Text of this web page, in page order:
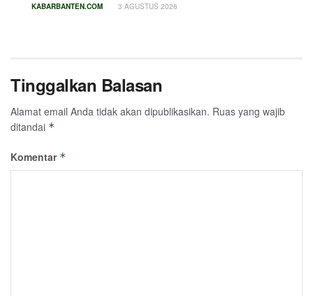
KABARBANTEN.COM 3 AGUSTUS 2026
Tinggalkan Balasan
Alamat email Anda tidak akan dipublikasikan. Ruas yang wajib
ditandai *
Komentar *